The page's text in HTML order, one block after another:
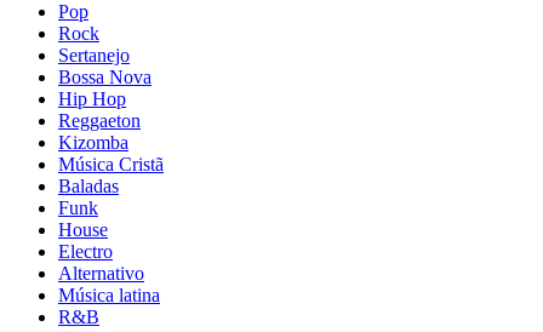
Pop
Rock
Sertanejo
Bossa Nova
Hip Hop
Reggaeton
Kizomba
Música Cristã
Baladas
Funk
House
Electro
Alternativo
Música latina
R&B